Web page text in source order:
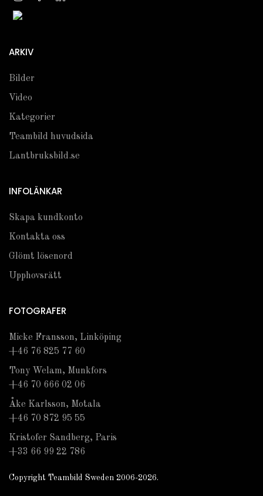
ARKIV
Bilder
Video
Kategorier
Teambild huvudsida
Lantbruksbild.se
INFOLÄNKAR
Skapa kundkonto
Kontakta oss
Glömt lösenord
Upphovsrätt
FOTOGRAFER
Micke Fransson, Linköping
+46 76 825 77 60
Tony Welam, Munkfors
+46 70 666 02 06
Åke Karlsson, Motala
+46 70 872 95 55
Kristofer Sandberg, Paris
+33 66 99 22 786
Copyright Teambild Sweden 2006-2026.